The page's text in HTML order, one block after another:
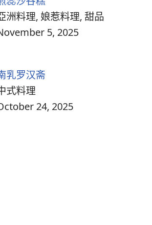
洲料理, 娘惹料理, 甜品
5, 2025
乳罗汉斋
式料理
24, 2025